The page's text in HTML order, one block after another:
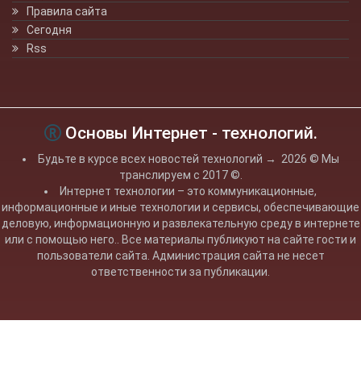
Правила сайта
Сегодня
Rss
Основы Интернет - технологий.
Будьте в курсе всех новостей технологий → 2026 © Мы
транслируем с 2017 ©.
Интернет технологии – это коммуникационные,
информационные и иные технологии и сервисы, обеспечивающие
деловую, информационную и развлекательную среду в интернете
или с помощью него.. Все материалы публикуют на сайте гости и
пользователи сайта. Администрация сайта не несет
ответственности за публикации.